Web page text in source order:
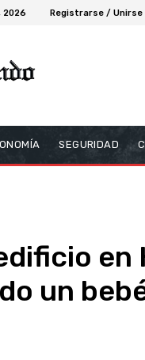
2026 Registrarse / Unirse
SEGURIDAD
en
un